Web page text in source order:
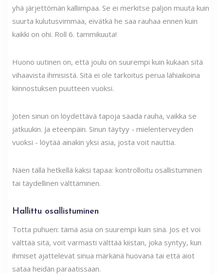
yhä järjettömän kalliimpaa. Se ei merkitse paljon muuta kuin
suurta kulutusvimmaa, eivätkä he saa rauhaa ennen kuin
kaikki on ohi. Roll 6. tammikuuta!
Huono uutinen on, että joulu on suurempi kuin kukaan sitä
vihaavista ihmisistä. Sitä ei ole tarkoitus perua lähiaikoina
kiinnostuksen puutteen vuoksi.
Joten sinun on löydettävä tapoja saada rauha, vaikka se
jatkuukin. Ja eteenpäin. Sinun täytyy - mielenterveyden
vuoksi - löytää ainakin yksi asia, josta voit nauttia.
Näen tällä hetkellä kaksi tapaa: kontrolloitu osallistuminen
tai täydellinen välttäminen.
Hallittu osallistuminen
Totta puhuen: tämä asia on suurempi kuin sinä. Jos et voi
välttää sitä, voit varmasti välttää kiistan, joka syntyy, kun
ihmiset ajattelevat sinua märkänä huovana tai että aiot
sataa heidän paraatissaan.